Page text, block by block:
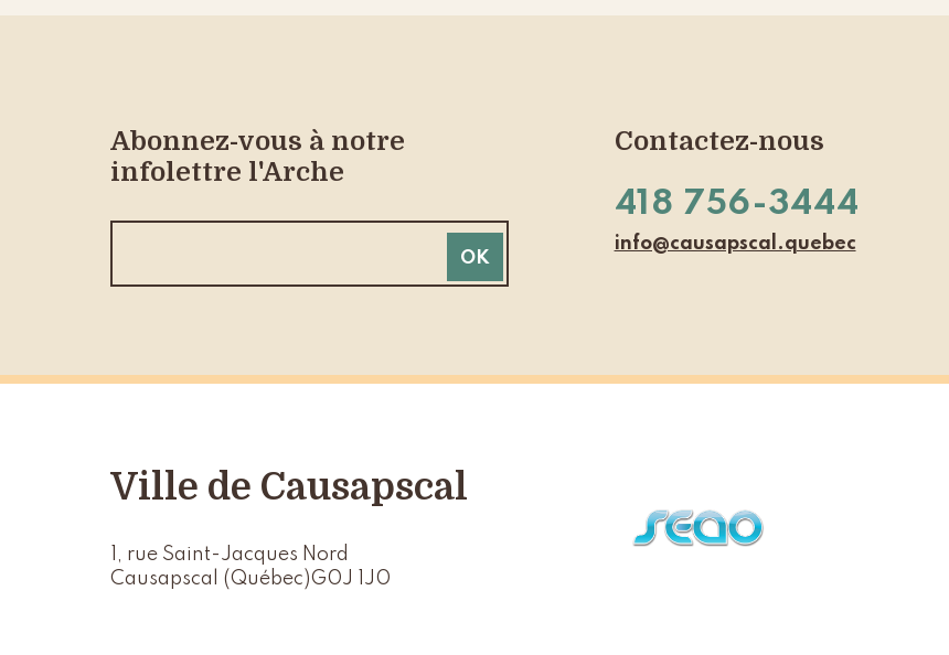
Abonnez-vous à notre
infolettre l'Arche
Contactez-nous
418 756-3444
info@causapscal.quebec
Ville de Causapscal
1, rue Saint-Jacques Nord
Causapscal (Québec)G0J 1J0